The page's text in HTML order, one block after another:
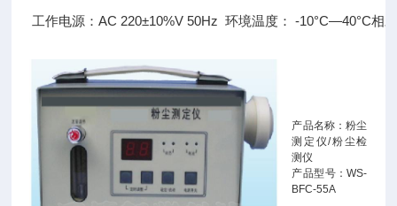
工作电源：AC 220±10%V 50Hz  环境温度： -10°C—40°C
产品名称：粉尘
测定仪/粉尘检
测仪
产品型号：WS-
BFC-55A